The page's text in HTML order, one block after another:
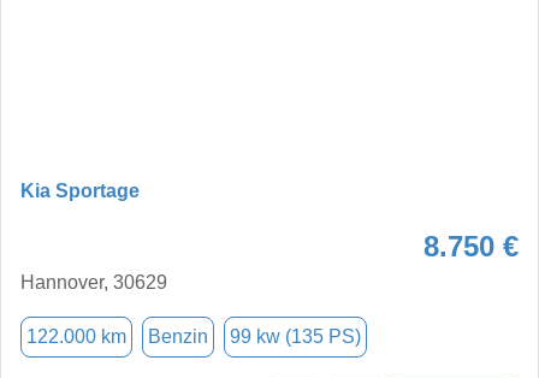
Kia Sportage
8.750 €
Hannover, 30629
122.000 km Benzin 99 kw (135 PS)